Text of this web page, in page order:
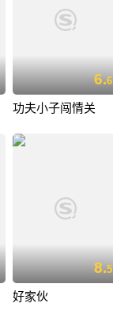
6.6
功夫小子闯情关
8.5
好家伙